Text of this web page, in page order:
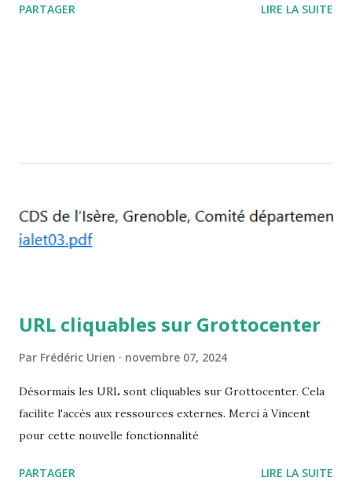
plateforme permettant de demander de nouvelles
PARTAGER LIRE LA SUITE
URL cliquables sur Grottocenter
Par Frédéric Urien novembre 07, 2024
Désormais les URL sont cliquables sur Grottocenter. Cela
facilite l'accès aux ressources externes. Merci à Vincent
pour cette nouvelle fonctionnalité
PARTAGER LIRE LA SUITE